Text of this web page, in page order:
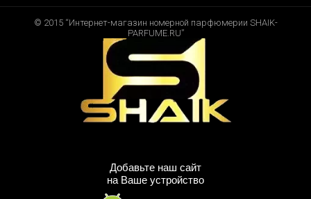
© 2015 “Интернет-магазин номерной парфюмерии SHAIK-
PARFUME.RU”
Добавьте наш сайт
на Ваше устройство